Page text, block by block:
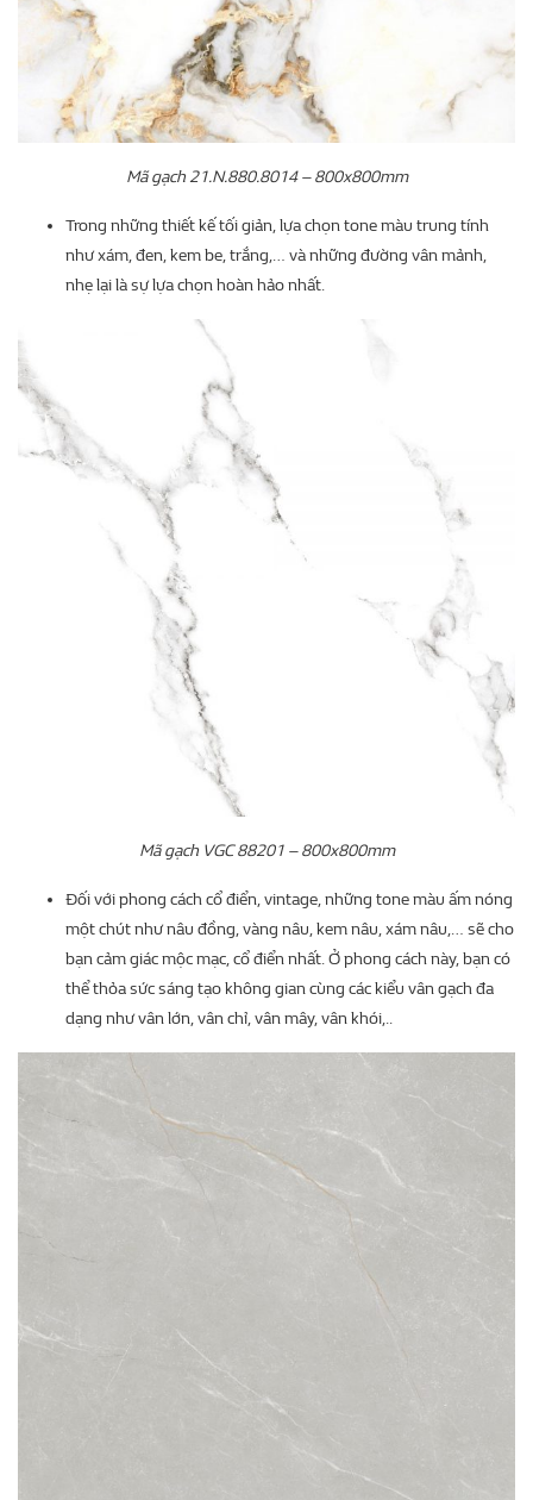
Mã gạch 21.N.880.8014 – 800x800mm
Trong những thiết kế tối giản, lựa chọn tone màu trung tính
như xám, đen, kem be, trắng,… và những đường vân mảnh,
nhẹ lại là sự lựa chọn hoàn hảo nhất.
Mã gạch VGC 88201 – 800x800mm
Đối với phong cách cổ điển, vintage, những tone màu ấm nóng
một chút như nâu đồng, vàng nâu, kem nâu, xám nâu,… sẽ cho
bạn cảm giác mộc mạc, cổ điển nhất. Ở phong cách này, bạn có
thể thỏa sức sáng tạo không gian cùng các kiểu vân gạch đa
dạng như vân lớn, vân chỉ, vân mây, vân khói,..